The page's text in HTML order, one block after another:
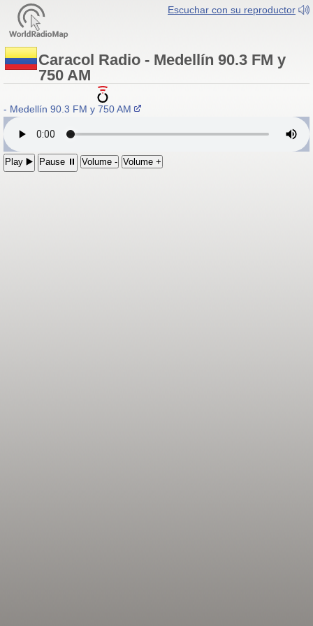
Escuchar con su reproductor
Caracol Radio - Medellín 90.3 FM y
750 AM
Medellín 90.3 FM y 750 AM
Play ▶️ Pause ⏸ Volume - Volume +